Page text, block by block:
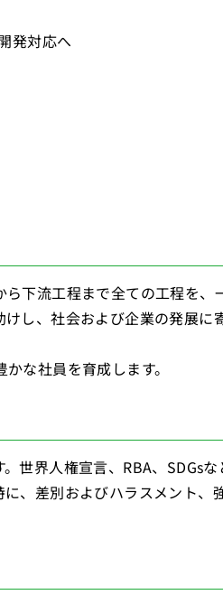
発対応へ
下流工程まで全ての工程を、
し、社会および企業の発展に
な社員を育成します。
世界人権宣言、RBA、SDGs
、差別およびハラスメント、